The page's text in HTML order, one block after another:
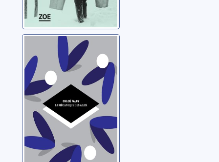
La mécanique
des ailes
Falcy, Chloé